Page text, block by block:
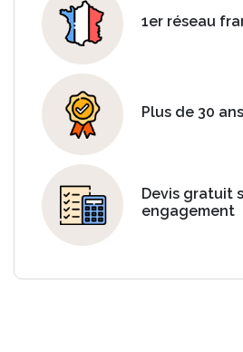
1er réseau
Plus de 30
Devis gratuit
engagement